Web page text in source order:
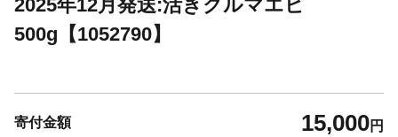
2025年12月発送:活きクルマエビ
500g【1052790】
寄付金額 15,000円